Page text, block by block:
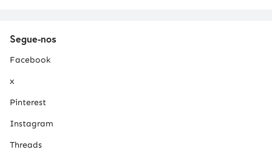
Segue-nos
Facebook
x
Pinterest
Instagram
Threads